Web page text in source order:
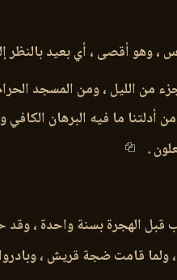
، وهو أقصى ، أي بعيد بالنظر
من الليل ، ومن المسجد
أدلتنا ما فيه البرهان
.
في ليلة 27 من رجب قبل
قامت ضجة قريش ، وبادروا